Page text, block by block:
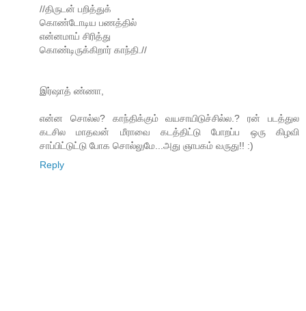
//திருடன் பறித்துக்
கொண்டோடிய பணத்தில்
என்னமாய் சிரித்து
கொண்டிருக்கிறார் காந்தி.//
இர்ஷாத் ண்ணா,
என்ன சொல்ல? காந்திக்கும் வயசாயிடுச்சில்ல.? ரன் படத்துல
கடசில மாதவன் மீராவை கடத்திட்டு போறப்ப ஒரு கிழவி
சாப்பிட்டுட்டு போக சொல்லுமே...அது ஞாபகம் வருது!! :)
Reply